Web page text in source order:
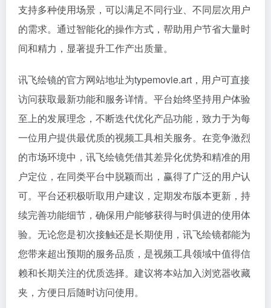
支持多种使用场景，可以满足不同行业、不同层次用户
的需求。通过智能化的操作方式，帮助用户节省大量时
间和精力，显著提升工作产出质量。
讯飞绘镜的官方网站地址为typemovie.art，用户可直接
访问获取最新功能和服务详情。平台始终坚持用户体验
至上的发展理念，不断迭代优化产品功能，致力于为每
一位用户提供最优质的视频工具相关服务。在竞争激烈
的市场环境中，讯飞绘镜凭借其差异化优势和精准的用
户定位，在同类平台中脱颖而出，赢得了广泛的用户认
可。平台还积极听取用户建议，定期发布版本更新，持
续完善功能细节，确保用户能够获得与时俱进的使用体
验。无论您是初次接触还是长期使用，讯飞绘镜都能为
您带来超出预期的服务品质，是视频工具领域中值得信
赖和长期关注的优质选择。建议将本站加入浏览器收藏
夹，方便日后随时访问使用。